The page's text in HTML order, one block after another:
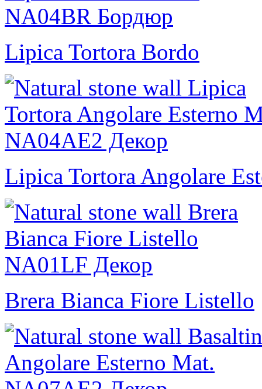
Lipica Tortora Bordo
Lipica Tortora Angolare
Brera Bianca Fiore Listello